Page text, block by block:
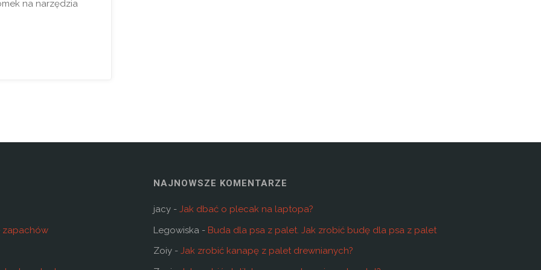
na narzędzia
zapachów
NAJNOWSZE KOMENTARZE
jacy - Jak dbać o plecak na laptopa?
Legowiska - Buda dla psa z palet. Jak zrobić budę dla psa z palet
Zoiy - Jak zrobić kanapę z palet drewnianych?